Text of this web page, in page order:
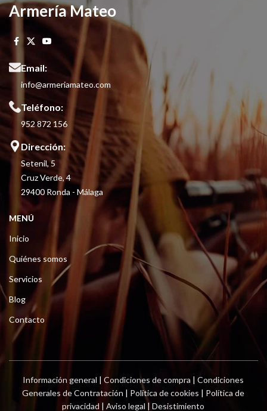
Armería Mateo
Email:
info@armeriamateo.com
Teléfono:
952 872 156
Dirección:
Setenil, 5
Cruz Verde, 4
29400 Ronda - Málaga
MENÚ
Inicio
Quiénes somos
Servicios
Blog
Contacto
Información general |Condiciones de compra |Condiciones
Generales de Contratación | Política de cookies | Política de
privacidad |Aviso legal |Desistimiento